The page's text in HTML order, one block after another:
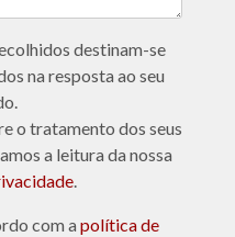
destinam-se
na resposta ao seu
o tratamento dos seus
a leitura da nossa
.
com a política de